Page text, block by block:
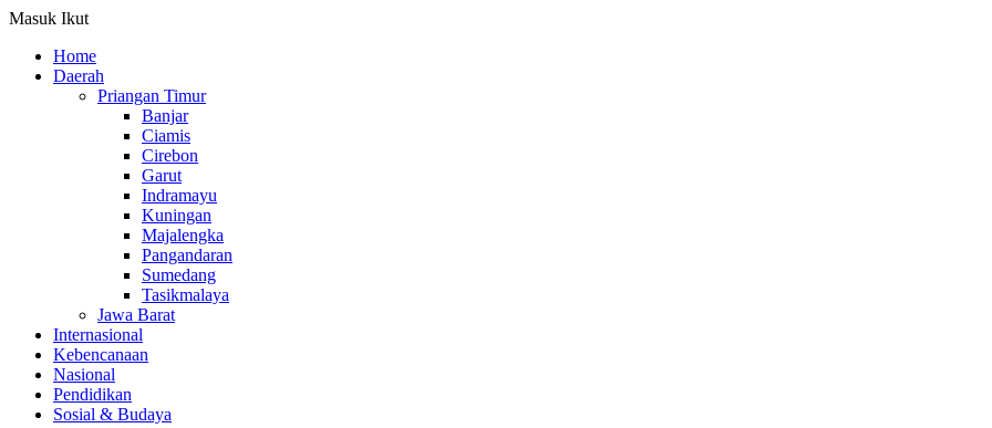
Masuk Ikut
Home
Daerah
Priangan Timur
Banjar
Ciamis
Cirebon
Garut
Indramayu
Kuningan
Majalengka
Pangandaran
Sumedang
Tasikmalaya
Jawa Barat
Internasional
Kebencanaan
Nasional
Pendidikan
Sosial & Budaya